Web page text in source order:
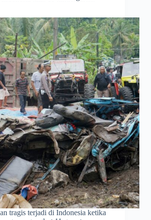
tragis terjadi di Indonesia ketika